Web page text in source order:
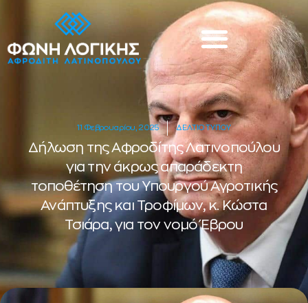
11 Φεβρουαρίου, 2025 ΔΕΛΤΙΟ ΤΥΠΟΥ
Δήλωση της Αφροδίτης Λατινοπούλου
για την άκρως απαράδεκτη
τοποθέτηση του Υπουργού Αγροτικής
Ανάπτυξης και Τροφίμων, κ. Κώστα
Τσιάρα, για τον νομό Έβρου